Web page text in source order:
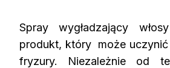
Spray wygładzający
produkt, który może
fryzury. Niezależnie od